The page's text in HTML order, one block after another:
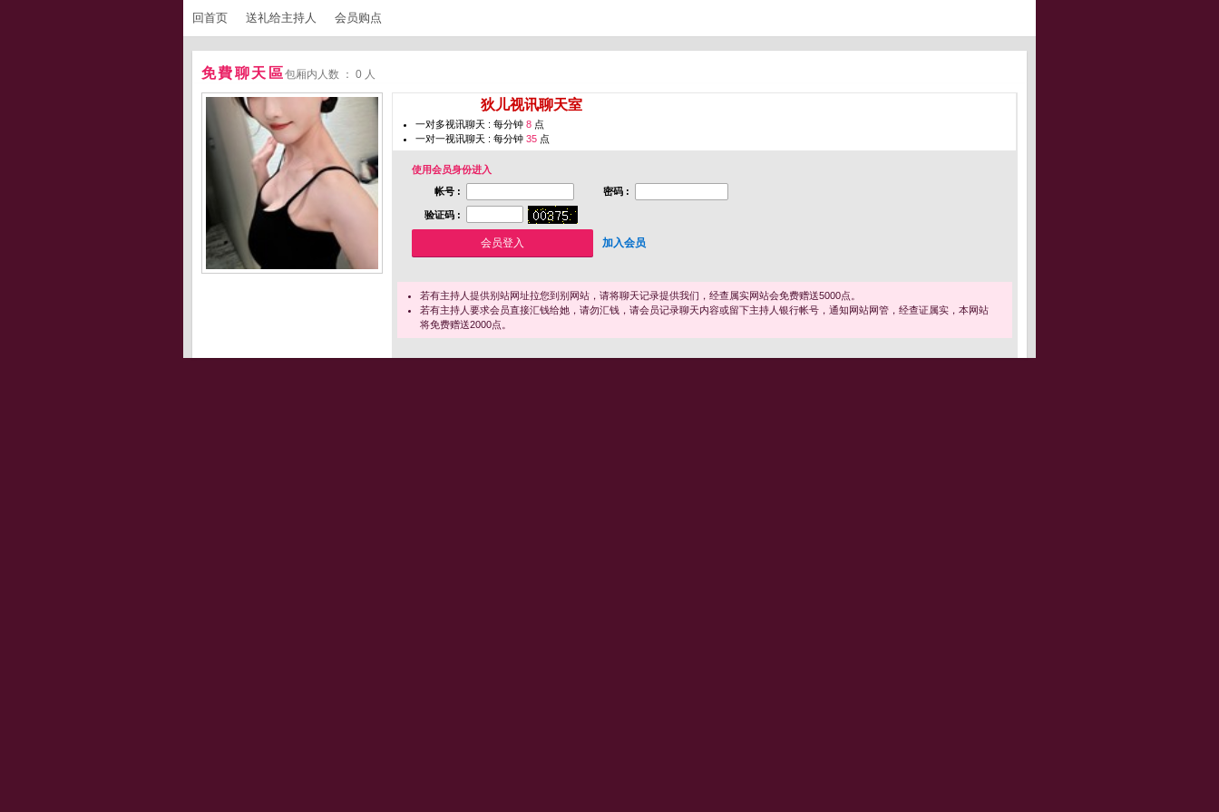
回首页 送礼给主持人 会员购点
免費聊天區包厢内人数 ： 0 人
狄儿视讯聊天室
一对多视讯聊天 : 每分钟 8 点
一对一视讯聊天 : 每分钟 35 点
使用会员身份进入
帐号 :
密码 :
验证码 :
加入会员
若有主持人提供别站网址拉您到别网站，请将聊天记录提供我们，经查属实网站会免费赠送5000点。
若有主持人要求会员直接汇钱给她，请勿汇钱，请会员记录聊天内容或留下主持人银行帐号，通知网站网管，经查证属实，本网站
将免费赠送2000点。